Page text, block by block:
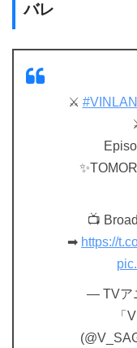
バレ
⚔
📺
➡ https://
— TVア
「